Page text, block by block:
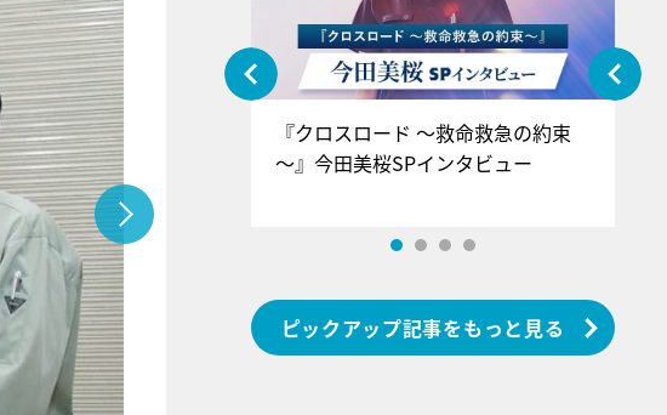
！げーみんぐ』＝LOV
＆佐々木舞香SPインタ
『クロスロード ～救命救急の約束
～』今田美桜SPインタビュー
ピックアップ記事をもっと見る